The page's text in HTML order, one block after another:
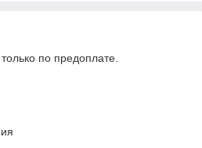
по предоплате.